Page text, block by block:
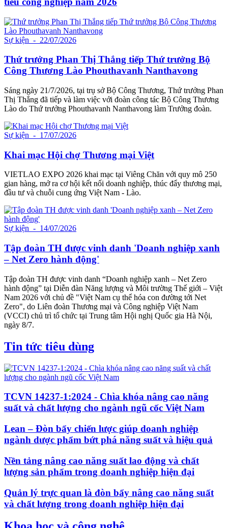
Sự kiện - 22/07/2026
Thứ trưởng Phan Thị Thắng tiếp Thứ trưởng Bộ
Công Thương Lào Phouthavanh Nanthavong
Sáng ngày 21/7/2026, tại trụ sở Bộ Công Thương, Thứ trưởng Phan
Thị Thắng đã tiếp và làm việc với đoàn công tác Bộ Công Thương
Lào do Thứ trưởng Phouthavanh Nanthavong làm Trưởng đoàn.
Sự kiện - 17/07/2026
Khai mạc Hội chợ Thương mại Việt
VIETLAO EXPO 2026 khai mạc tại Viêng Chăn với quy mô 250
gian hàng, mở ra cơ hội kết nối doanh nghiệp, thúc đẩy thương mại,
đầu tư và chuỗi cung ứng Việt Nam - Lào.
Sự kiện - 14/07/2026
Tập đoàn TH được vinh danh 'Doanh nghiệp xanh
– Net Zero hành động'
Tập đoàn TH được vinh danh “Doanh nghiệp xanh – Net Zero
hành động” tại Diễn đàn Năng lượng và Môi trường Thế giới – Việt
Nam 2026 với chủ đề "Việt Nam cụ thể hóa con đường tới Net
Zero", do Liên đoàn Thương mại và Công nghiệp Việt Nam
(VCCI) chủ trì tổ chức tại Trung tâm Hội nghị Quốc gia Hà Nội,
ngày 8/7.
Tin tức tiêu dùng
TCVN 14237-1:2024 - Chìa khóa nâng cao năng
suất và chất lượng cho ngành ngũ cốc Việt Nam
Lean – Đòn bẩy chiến lược giúp doanh nghiệp
ngành dược phẩm bứt phá năng suất và hiệu quả
Nền tảng nâng cao năng suất lao động và chất
lượng sản phẩm trong doanh nghiệp hiện đại
Quản lý trực quan là đòn bẩy nâng cao năng suất
và chất lượng trong doanh nghiệp hiện đại